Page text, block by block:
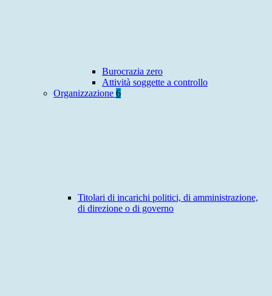
Burocrazia zero
Attività soggette a controllo
Organizzazione 6
Titolari di incarichi politici, di amministrazione,
di direzione o di governo